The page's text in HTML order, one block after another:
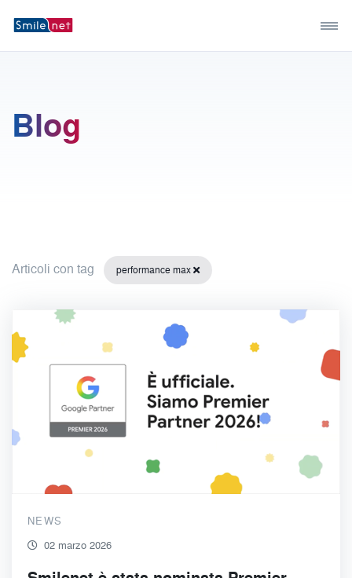
Blog
Articoli con tag performance max
NEWS
02 marzo 2026